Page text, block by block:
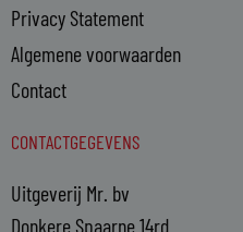
Privacy Statement
Algemene voorwaarden
Contact
CONTACTGEGEVENS
Uitgeverij Mr. bv
Donkere Spaarne 14rd